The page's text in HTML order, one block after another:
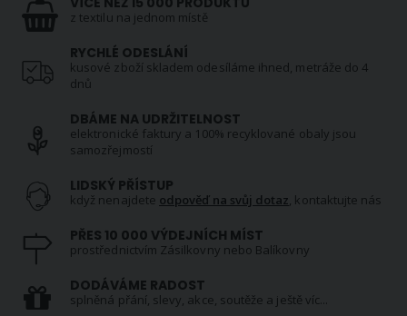
z textilu na jednom místě
RYCHLÉ ODESLÁNÍ
kusové zboží skladem odesíláme ihned, metráže do 4
dnů
DBÁME NA UDRŽITELNOST
elektronické faktury a 100% recyklované obaly jsou
samozřejmostí
LIDSKÝ PŘÍSTUP
když nenajdete odpověď na svůj dotaz, kontaktujte nás
PŘES 10 000 VÝDEJNÍCH MÍST
prostřednictvím Zásilkovny nebo Balíkovny
DODÁVÁME RADOST
splněná přání, slevy, akce, soutěže a ještě víc...